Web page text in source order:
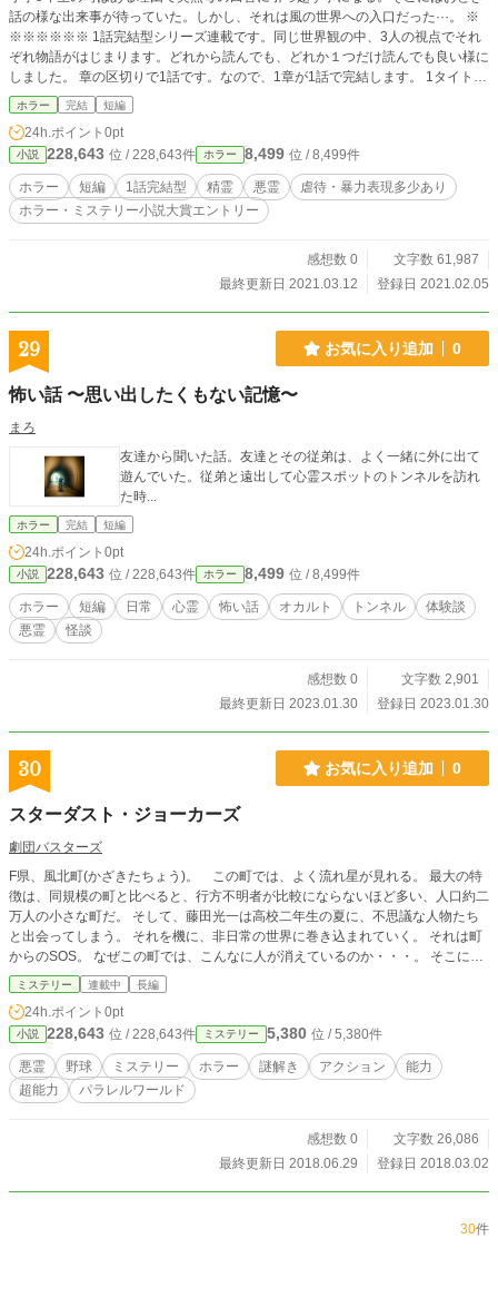
話の様な出来事が待っていた。しかし、それは風の世界への入口だった···。 ※
※※※※※※ 1話完結型シリーズ連載です。同じ世界観の中、3人の視点でそれ
ぞれ物語がはじまります。どれから読んでも、どれか１つだけ読んでも良い様に
しました。 章の区切りで1話です。なので、1章が1話で完結します。 1タイトル
2000〜6000文字前後です。
ホラー 完結 短編
24h.ポイント 0pt
小説 228,643 位 / 228,643件 ホラー 8,499 位 / 8,499件
ホラー 短編 1話完結型 精霊 悪霊
虐待・暴力表現多少あり
ホラー・ミステリー小説大賞エントリー
感想数 0
文字数 61,987
最終更新日 2021.03.12
登録日 2021.02.05
29 お気に入り追加 0
怖い話 〜思い出したくもない記憶〜
まろ
友達から聞いた話。友達とその従弟は、よく一緒に外に出て
遊んでいた。従弟と遠出して心霊スポットのトンネルを訪れ
た時...
ホラー 完結 短編
24h.ポイント 0pt
小説 228,643 位 / 228,643件 ホラー 8,499 位 / 8,499件
ホラー 短編 日常 心霊 怖い話 オカルト トンネル
体験談
悪霊
怪談
感想数 0
文字数 2,901
最終更新日 2023.01.30
登録日 2023.01.30
30 お気に入り追加 0
スターダスト・ジョーカーズ
劇団バスターズ
F県、風北町(かざきたちょう)。 この町では、よく流れ星が見れる。 最大の特
徴は、同規模の町と比べると、行方不明者が比較にならないほど多い、人口約二
万人の小さな町だ。 そして、藤田光一は高校二年生の夏に、不思議な人物たち
と出会ってしまう。 それを機に、非日常の世界に巻き込まれていく。 それは町
からのSOS。 なぜこの町では、こんなに人が消えているのか・・・。 そこに
は、どんな真実が待っているのか。 みんなを救いたいという町の想いが、とっ
ておきの切り札(ジョーカー)を投入する。
ミステリー 連載中 長編
24h.ポイント 0pt
小説 228,643 位 / 228,643件 ミステリー 5,380 位 / 5,380件
悪霊 野球 ミステリー ホラー 謎解き アクション
能力
超能力
パラレルワールド
感想数 0
文字数 26,086
最終更新日 2018.06.29
登録日 2018.03.02
30件